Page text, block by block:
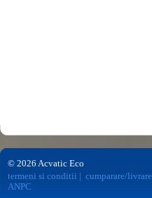
© 2026 Acvatic Eco
termeni si conditii
cumparare/livrare
ANPC